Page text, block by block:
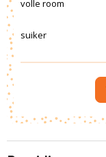
volle room
suiker